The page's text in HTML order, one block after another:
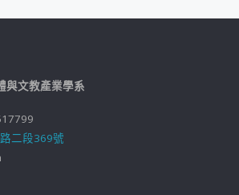
與文教產業學系
二段369號